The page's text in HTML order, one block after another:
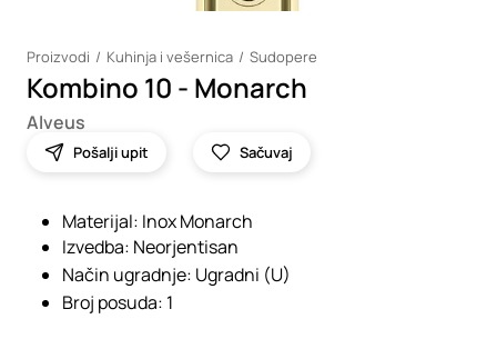
Proizvodi Kuhinja i vešernica Sudopere
Kombino 10 - Monarch
Alveus
Pošalji upit Sačuvaj
Materijal: Inox Monarch
Izvedba: Neorjentisan
Način ugradnje: Ugradni (U)
Broj posuda: 1